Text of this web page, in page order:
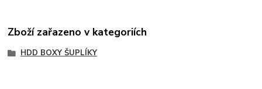
Zboží zařazeno v kategoriích
HDD BOXY ŠUPLÍKY